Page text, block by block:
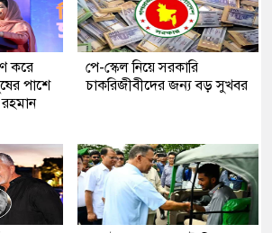
করে
পাশে
পে-স্কেল নিয়ে সরকারি
চাকরিজীবীদের জন্য বড় সুখবর